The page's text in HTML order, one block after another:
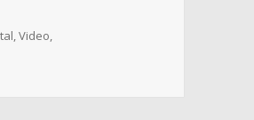
,Video,